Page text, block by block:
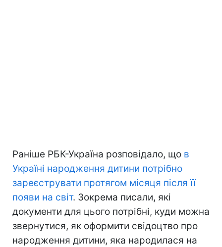
Раніше РБК-Україна розповідало, що в
Україні народження дитини потрібно
зареєструвати протягом місяця після її
появи на світ. Зокрема писали, які
документи для цього потрібні, куди можна
звернутися, як оформити свідоцтво про
народження дитини, яка народилася на